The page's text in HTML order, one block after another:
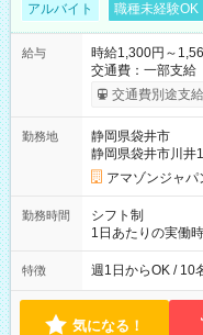
アルバイト 職種未経験OK
給与
時給1,300円～
交通費：一部支給
実費支給） ※22:00～翌5:00までは時給25%UP！ ■給与前払い
制度あり ※前払
交通費別途支
勤務地
静岡県袋井市
静岡県袋井市川井
アマゾンジャパ
勤務時間
シフト制
1日あたりの実働
社後、就業可能シ
特徴 週1日からOK / 10
気になる！